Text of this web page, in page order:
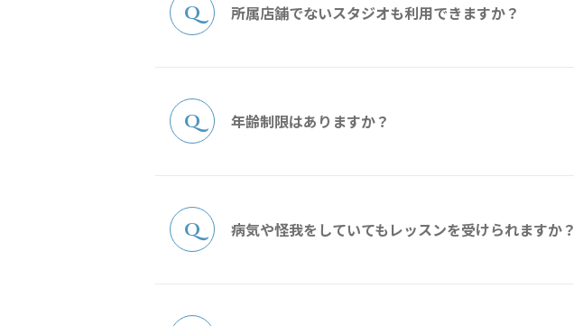
所属店舗でないスタジオも利用できますか？
年齢制限はありますか？
病気や怪我をしていてもレッスンを受けられますか？